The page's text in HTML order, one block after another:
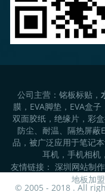
公司主营：铭板标贴，
膜，EVA脚垫，EVA盒
双面胶纸，绝缘片，彩
防尘、耐温、隔热屏蔽
品，被广泛应用于笔记
耳机，手机相机
友情链接： 深圳网站制作
地板加盟
© 2005 - 2018 . All